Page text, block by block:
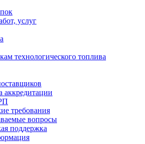
услуг
технологического топлива
аккредитации
требования
вопросы
поддержка